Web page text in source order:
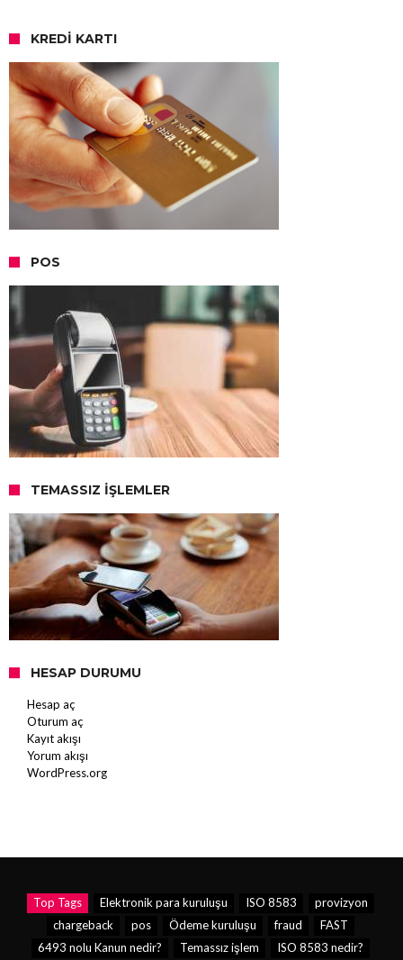
KREDI KARTI
POS
TEMASSIZ İŞLEMLER
HESAP DURUMU
Hesap aç
Oturum aç
Kayıt akışı
Yorum akışı
WordPress.org
Top Tags Elektronik para kuruluşu ISO 8583
provizyon
chargeback
pos Ödeme kuruluşu fraud
FAST
6493 nolu Kanun nedir?
Temassız işlem ISO 8583 nedir?